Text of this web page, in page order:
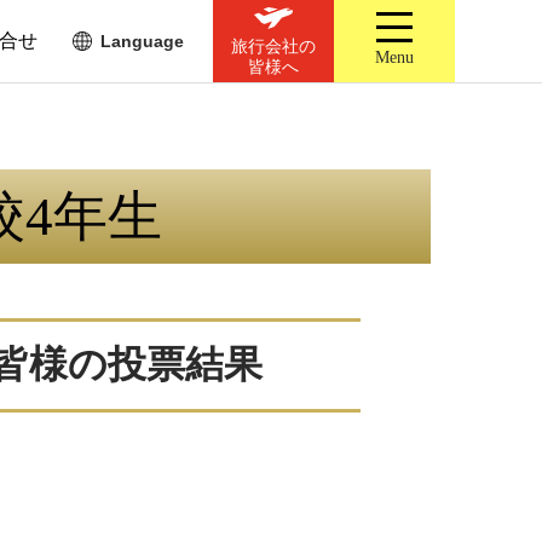
せ Language
旅行会社の
皆様へ
Menu
4年生
様の投票結果